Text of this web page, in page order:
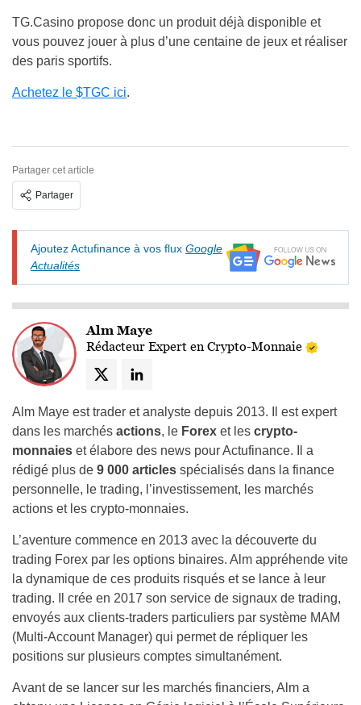
TG.Casino propose donc un produit déjà disponible et
vous pouvez jouer à plus d’une centaine de jeux et réaliser
des paris sportifs.
Achetez le $TGC ici.
Partager cet article
Partager
Ajoutez Actufinance à vos flux Google
Actualités
Alm Maye
Rédacteur Expert en Crypto-Monnaie
Alm Maye est trader et analyste depuis 2013. Il est expert
dans les marchés actions, le Forex et les crypto-
monnaies et élabore des news pour Actufinance. Il a
rédigé plus de 9 000 articles spécialisés dans la finance
personnelle, le trading, l’investissement, les marchés
actions et les crypto-monnaies.
L’aventure commence en 2013 avec la découverte du
trading Forex par les options binaires. Alm appréhende vite
la dynamique de ces produits risqués et se lance à leur
trading. Il crée en 2017 son service de signaux de trading,
envoyés aux clients-traders particuliers par système MAM
(Multi-Account Manager) qui permet de répliquer les
positions sur plusieurs comptes simultanément.
Avant de se lancer sur les marchés financiers, Alm a